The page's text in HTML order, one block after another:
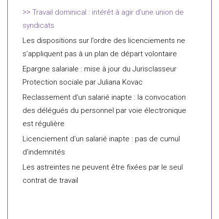
Travail dominical : intérêt à agir d’une union de
syndicats
Les dispositions sur l’ordre des licenciements ne
s’appliquent pas à un plan de départ volontaire
Epargne salariale : mise à jour du Jurisclasseur
Protection sociale par Juliana Kovac
Reclassement d’un salarié inapte : la convocation
des délégués du personnel par voie électronique
est régulière
Licenciement d’un salarié inapte : pas de cumul
d’indemnités
Les astreintes ne peuvent être fixées par le seul
contrat de travail